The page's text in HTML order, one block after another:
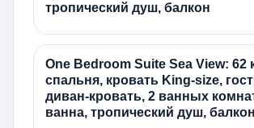
тропический душ, балкон
One Bedroom Suite Sea View: 62
спальня, кровать King-size,
диван-кровать, 2 ванных
ванна, тропический душ, балкон